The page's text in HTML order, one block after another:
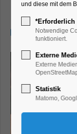
Kinder, Jugend
19.04.2026,
und diese mit dem
*Erforderlich
Notwendige
funktioniert.
Externe
Externe
Statistik
Matomo,